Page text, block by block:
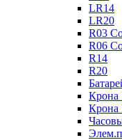
LR14
LR20
R03
R06
R14
R20
Крона
Крона